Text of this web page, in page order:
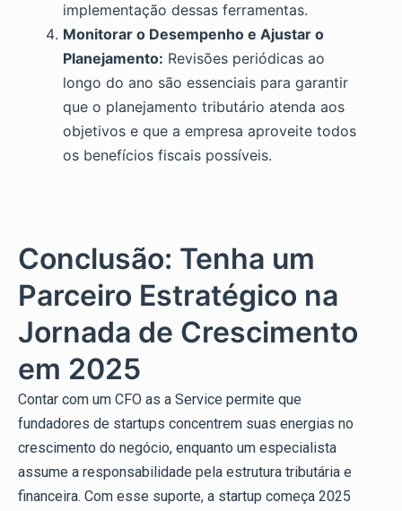
implementação dessas ferramentas.
Monitorar o Desempenho e Ajustar o
Planejamento: Revisões periódicas ao
longo do ano são essenciais para garantir
que o planejamento tributário atenda aos
objetivos e que a empresa aproveite todos
os benefícios fiscais possíveis.
Conclusão: Tenha um
Parceiro Estratégico na
Jornada de Crescimento
em 2025
Contar com um CFO as a Service permite que
fundadores de startups concentrem suas energias no
crescimento do negócio, enquanto um especialista
assume a responsabilidade pela estrutura tributária e
financeira. Com esse suporte, a startup começa 2025